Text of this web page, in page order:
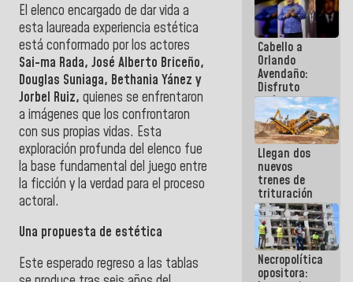
El elenco encargado de dar vida a
esta laureada experiencia estética
está conformado por los actores
Sai-ma Rada, José Alberto Briceño,
Douglas Suniaga, Bethania Yánez y
Jorbel Ruiz, quienes se enfrentaron
a imágenes que los confrontaron
con sus propias vidas. Esta
exploración profunda del elenco fue
la base fundamental del juego entre
la ficción y la verdad para el proceso
actoral.
Una propuesta de estética
Este esperado regreso a las tablas
Cabello a
Orlando
Avendaño:
Disfruto
cada vez
que escribes
porque lo
que haces
es
embarrarla
Llegan dos
nuevos
trenes de
trituración
para
optimizar
manejo de
escombros
en La Guaira
Necropolítica
opositora: